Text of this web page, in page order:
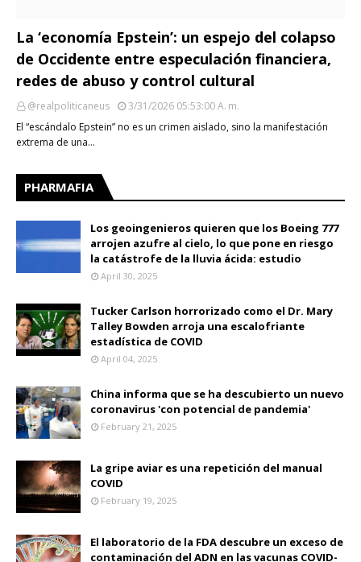
La ‘economía Epstein’: un espejo del colapso
de Occidente entre especulación financiera,
redes de abuso y control cultural
@realpoliticaneus
3/31/2026 05:53:00 A. M.
El “escándalo Epstein” no es un crimen aislado, sino la manifestación
extrema de una…
PHARMAFIA
Los geoingenieros quieren que los Boeing 777
arrojen azufre al cielo, lo que pone en riesgo
la catástrofe de la lluvia ácida: estudio
April 30, 2025
Tucker Carlson horrorizado como el Dr. Mary
Talley Bowden arroja una escalofriante
estadística de COVID
April 04, 2025
China informa que se ha descubierto un nuevo
coronavirus 'con potencial de pandemia'
February 21, 2025
La gripe aviar es una repetición del manual
COVID
February 19, 2025
El laboratorio de la FDA descubre un exceso de
contaminación del ADN en las vacunas COVID-